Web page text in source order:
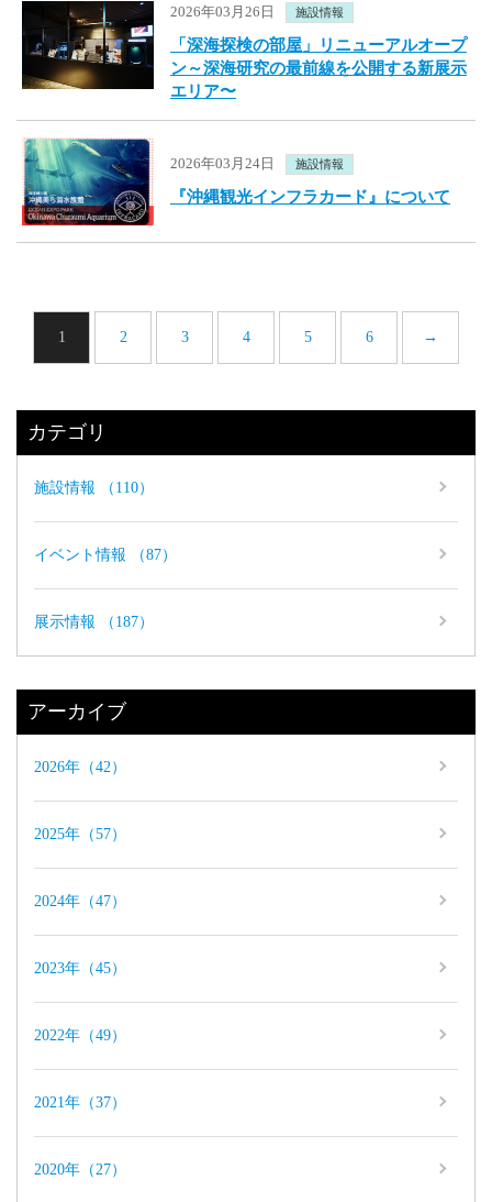
2026年03月26日 施設情報
「深海探検の部屋」リニューアルオープ
ン～深海研究の最前線を公開する新展示
エリア〜
2026年03月24日 施設情報
『沖縄観光インフラカード』について
1 2 3 4 5 6 →
カテゴリ
施設情報 （110）
イベント情報 （87）
展示情報 （187）
アーカイブ
2026年（42）
2025年（57）
2024年（47）
2023年（45）
2022年（49）
2021年（37）
2020年（27）